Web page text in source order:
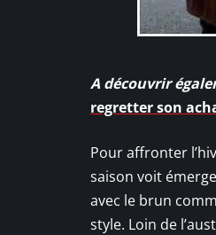
A découvrir
regretter son
Pour affronter
saison voit
avec le brun
style. Loin de